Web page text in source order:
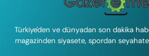
Türkiye'den ve dünyadan son dakika
magazinden siyasete, spordan